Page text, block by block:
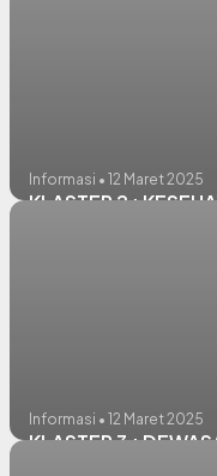
Informasi • 12 Maret 2025
KLASTER 2 :
Informasi • 12 Maret 2025
KLASTER 3 :